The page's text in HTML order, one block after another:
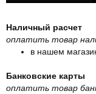
Наличный расчет
оплатить товар
в нашем
Банковские карты
оплатить товар